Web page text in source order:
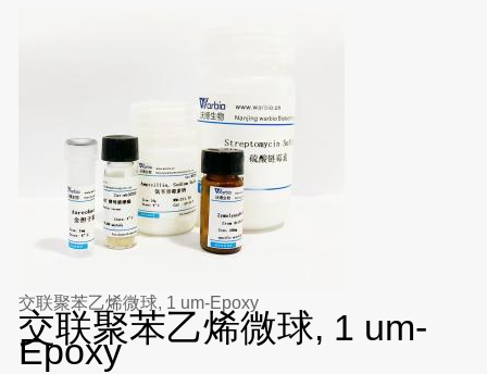
交联聚苯乙烯微球, 1 um-Epoxy
交联聚苯乙烯微球, 1 um-
Epoxy